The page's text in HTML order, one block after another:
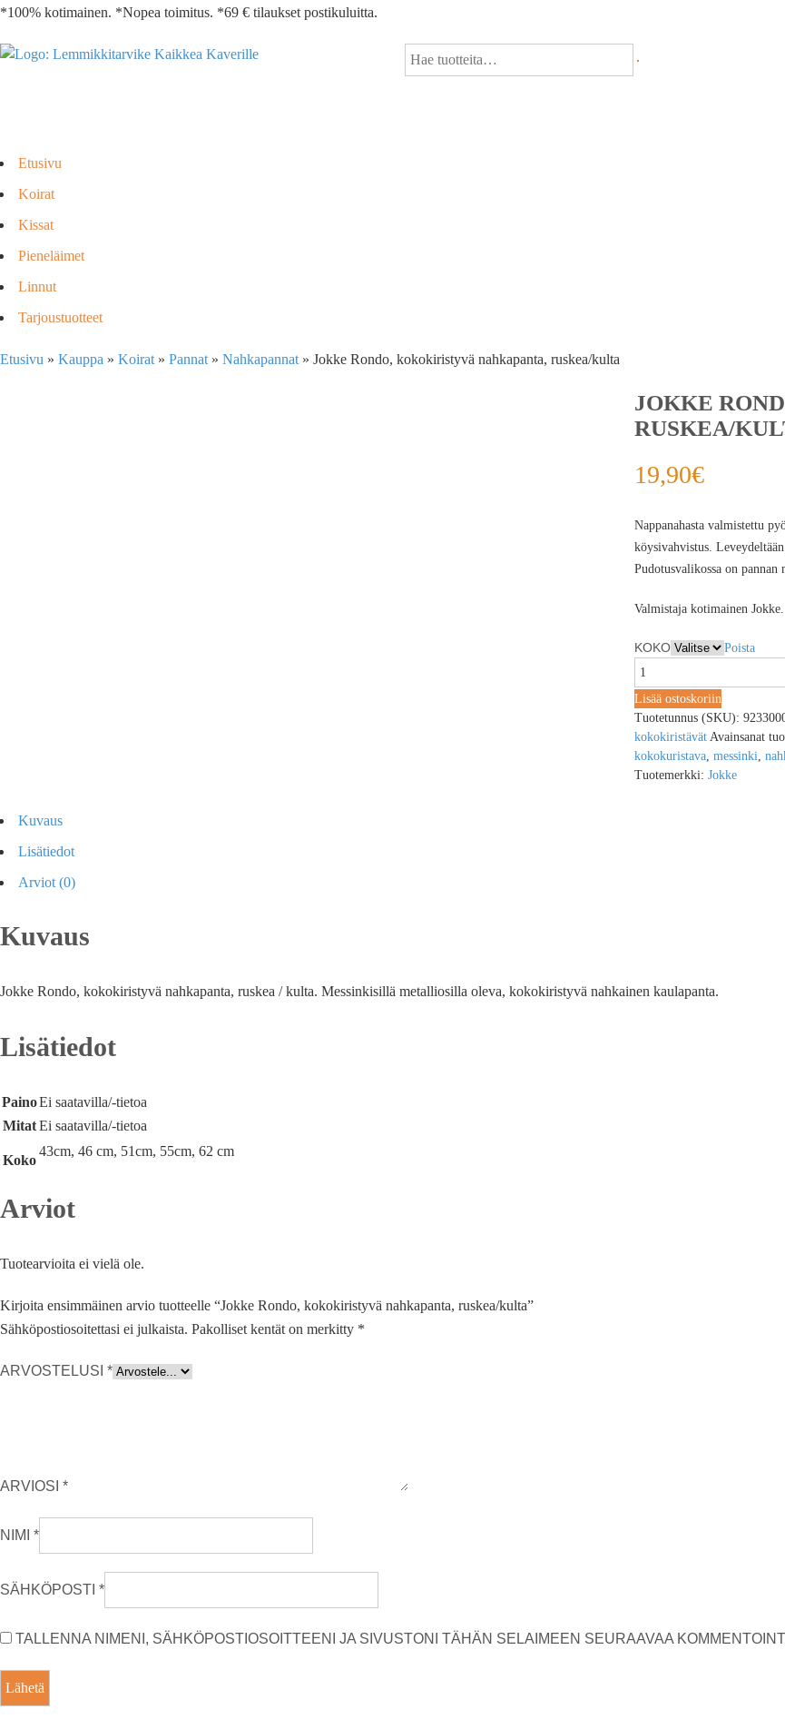
*100% kotimainen. *Nopea toimitus. *69 € tilaukset postikuluitta.
Etusivu
Koirat
Kissat
Pieneläimet
Linnut
Tarjoustuotteet
Etusivu » Kauppa » Koirat » Pannat » Nahkapannat » Jokke Rondo, kokokiristyvä nahkapanta, ruskea/kulta
JOKKE
RUSKEA/
19,90€
Nappanahasta valmistettu
köysivahvistus.
Pudotusvalikossa on
Valmistaja kotimainen Jokke.
KOKO Poista
Lisää ostoskoriin
Tuotetunnus (SKU):
kokokiristävät Avainsanat
kokokuristava, messinki
Tuotemerkki: Jokke
Kuvaus
Lisätiedot
Arviot (0)
Kuvaus
Jokke Rondo, kokokiristyvä nahkapanta, ruskea / kulta. Messinkisillä metalliosilla oleva, kokokiristyvä nahkainen kaulapanta.
Lisätiedot
PainoEi saatavilla/-tietoa
MitatEi saatavilla/-tietoa
Koko
43cm, 46 cm, 51cm, 55cm, 62 cm
Arviot
Tuotearvioita ei vielä ole.
Kirjoita ensimmäinen arvio tuotteelle “Jokke Rondo, kokokiristyvä nahkapanta, ruskea/kulta”
Sähköpostiosoitettasi ei julkaista. Pakolliset kentät on merkitty *
ARVOSTELUSI *
ARVIOSI *
NIMI *
SÄHKÖPOSTI *
TALLENNA NIMENI, SÄHKÖPOSTIOSOITTEENI JA SIVUSTONI TÄHÄN SELAIMEEN SEURAAVAA